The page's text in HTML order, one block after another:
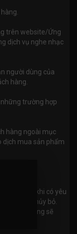
trên website/Ứng
dịch vụ nghe nhạc
người dùng của
hàng.
trường hợp
hàng ngoài mục
dịch mua sản phẩm
cho đến khi có yêu
thực hiện hủy bỏ.
Khách hàng sẽ